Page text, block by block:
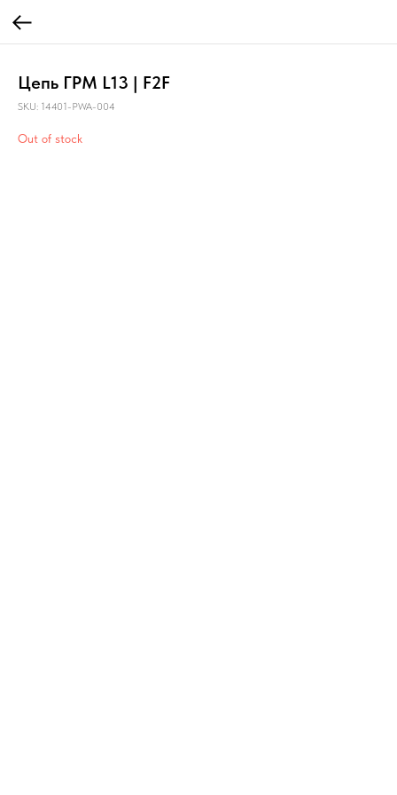
Цепь ГРМ L13 | F2F
SKU: 14401-PWA-004
Out of stock